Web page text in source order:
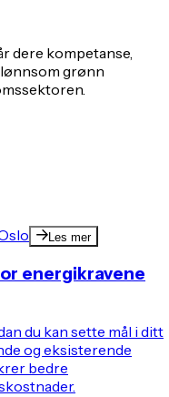
dere kompetanse,
grønn
Les mer
energikravene
du kan sette mål i ditt
og eksisterende
bedre